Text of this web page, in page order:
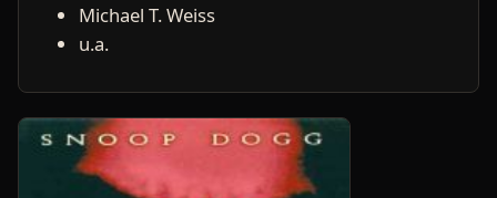
Michael T. Weiss
u.a.